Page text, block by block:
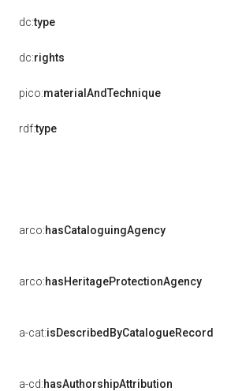
dc:type
dc:rights
pico:materialAndTechnique
rdf:type
arco:hasCataloguingAgency
arco:hasHeritageProtectionAgency
a-cat:isDescribedByCatalogueRecord
a-cd:hasAuthorshipAttribution